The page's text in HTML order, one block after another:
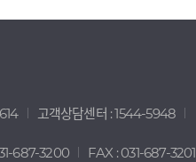
고객상담센터 : 1544-5948
687-3200 FAX : 031-687-3201